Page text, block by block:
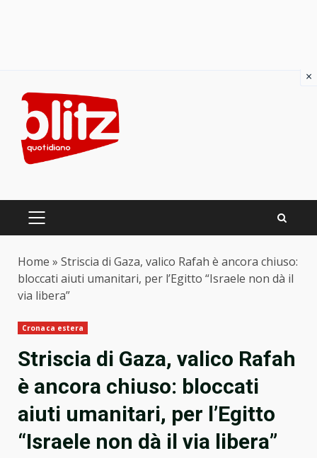
content
PRIMARY
Home » Striscia di Gaza, valico Rafah è ancora chiuso:
bloccati aiuti umanitari, per l’Egitto “Israele non dà il
via libera”
Cronaca estera
Striscia di Gaza, valico Rafah
è ancora chiuso: bloccati
aiuti umanitari, per l’Egitto
“Israele non dà il via libera”
×